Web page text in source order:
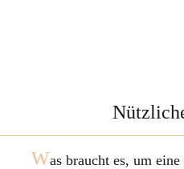
Was braucht es, um